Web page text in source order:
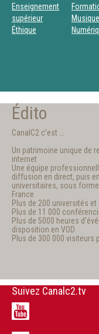
Enseignement
supérieur
Éthique
Musique
Édito
CanalC2 c’est …
Un patrimoine unique de
internet
Une équipe
diffusion en direct, puis
universitaires, sous
France
Plus de 200 universités
Plus de 11 000
Plus de 5000 heures
disposition en VOD
Plus de 300 000 visiteurs
Suivez Canalc2.tv